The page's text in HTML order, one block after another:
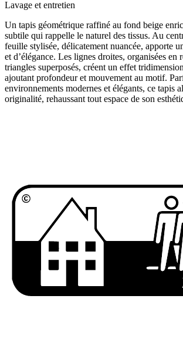
Lavage et entretien
Un tapis géométrique raffiné au fond beige
subtile qui rappelle le naturel des tissus. Au
feuille stylisée, délicatement nuancée, apporte
et d’élégance. Les lignes droites, organisées en
triangles superposés, créent un effet
ajoutant profondeur et mouvement au motif.
environnements modernes et élégants, ce tapis
originalité, rehaussant tout espace de son